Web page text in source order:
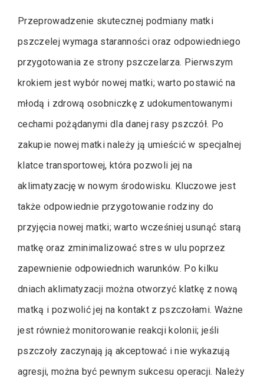
Przeprowadzenie skutecznej podmiany matki
pszczelej wymaga staranności oraz odpowiedniego
przygotowania ze strony pszczelarza. Pierwszym
krokiem jest wybór nowej matki; warto postawić na
młodą i zdrową osobniczkę z udokumentowanymi
cechami pożądanymi dla danej rasy pszczół. Po
zakupie nowej matki należy ją umieścić w specjalnej
klatce transportowej, która pozwoli jej na
aklimatyzację w nowym środowisku. Kluczowe jest
także odpowiednie przygotowanie rodziny do
przyjęcia nowej matki; warto wcześniej usunąć starą
matkę oraz zminimalizować stres w ulu poprzez
zapewnienie odpowiednich warunków. Po kilku
dniach aklimatyzacji można otworzyć klatkę z nową
matką i pozwolić jej na kontakt z pszczołami. Ważne
jest również monitorowanie reakcji kolonii; jeśli
pszczoły zaczynają ją akceptować i nie wykazują
agresji, można być pewnym sukcesu operacji. Należy